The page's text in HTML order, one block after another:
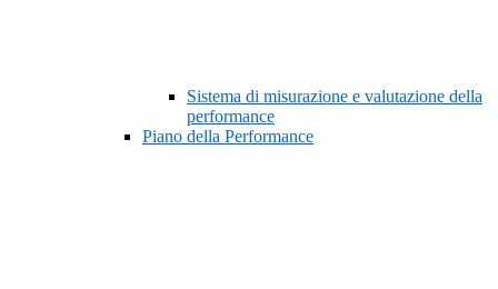
Sistema di misurazione e valutazione della
performance
Piano della Performance